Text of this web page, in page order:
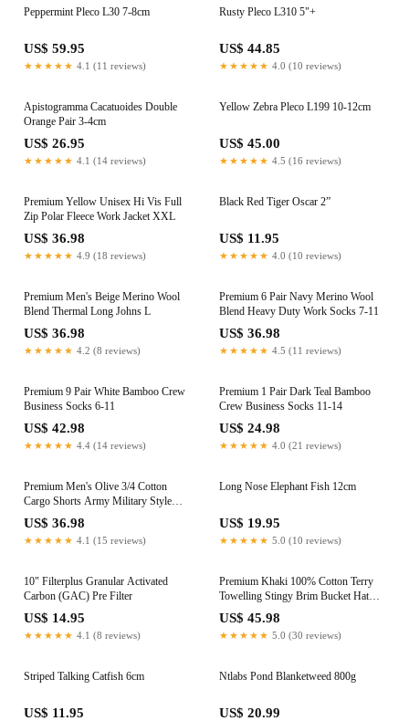
Peppermint Pleco L30 7-8cm
US$ 59.95
★★★★★ 4.1 (11 reviews)
Rusty Pleco L310 5"+
US$ 44.85
★★★★★ 4.0 (10 reviews)
Apistogramma Cacatuoides Double
Orange Pair 3-4cm
US$ 26.95
★★★★★ 4.1 (14 reviews)
Yellow Zebra Pleco L199 10-12cm
US$ 45.00
★★★★★ 4.5 (16 reviews)
Premium Yellow Unisex Hi Vis Full
Zip Polar Fleece Work Jacket XXL
US$ 36.98
★★★★★ 4.9 (18 reviews)
Black Red Tiger Oscar 2”
US$ 11.95
★★★★★ 4.0 (10 reviews)
Premium Men's Beige Merino Wool
Blend Thermal Long Johns L
US$ 36.98
★★★★★ 4.2 (8 reviews)
Premium 6 Pair Navy Merino Wool
Blend Heavy Duty Work Socks 7-11
US$ 36.98
★★★★★ 4.5 (11 reviews)
Premium 9 Pair White Bamboo Crew
Business Socks 6-11
US$ 42.98
★★★★★ 4.4 (14 reviews)
Premium 1 Pair Dark Teal Bamboo
Crew Business Socks 11-14
US$ 24.98
★★★★★ 4.0 (21 reviews)
Premium Men's Olive 3/4 Cotton
Cargo Shorts Army Military Style
Small 30in
US$ 36.98
★★★★★ 4.1 (15 reviews)
Long Nose Elephant Fish 12cm
US$ 19.95
★★★★★ 5.0 (10 reviews)
10" Filterplus Granular Activated
Carbon (GAC) Pre Filter
US$ 14.95
★★★★★ 4.1 (8 reviews)
Premium Khaki 100% Cotton Terry
Towelling Stingy Brim Bucket Hat
US$ 45.98
★★★★★ 5.0 (30 reviews)
Striped Talking Catfish 6cm
US$ 11.95
Ntlabs Pond Blanketweed 800g
US$ 20.99